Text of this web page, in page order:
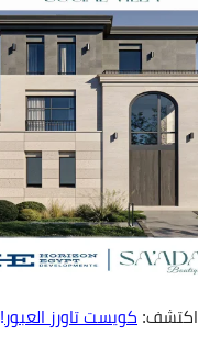
اكتشف:كويست تاورز العبور!